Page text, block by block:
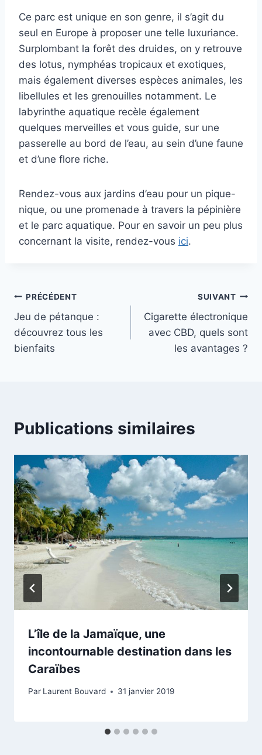
Ce parc est unique en son genre, il s’agit du
seul en Europe à proposer une telle luxuriance.
Surplombant la forêt des druides, on y retrouve
des lotus, nymphéas tropicaux et exotiques,
mais également diverses espèces animales, les
libellules et les grenouilles notamment. Le
labyrinthe aquatique recèle également
quelques merveilles et vous guide, sur une
passerelle au bord de l’eau, au sein d’une faune
et d’une flore riche.
Rendez-vous aux jardins d’eau pour un pique-
nique, ou une promenade à travers la pépinière
et le parc aquatique. Pour en savoir un peu plus
concernant la visite, rendez-vous ici.
Navigation
de
l’article
PRÉCÉDENT
Jeu de pétanque :
découvrez tous les
bienfaits
SUIVANT
Cigarette électronique
avec CBD, quels sont
les avantages ?
Publications similaires
L’île de la Jamaïque, une
incontournable destination dans les
Caraïbes
Par Laurent Bouvard 31 janvier 2019